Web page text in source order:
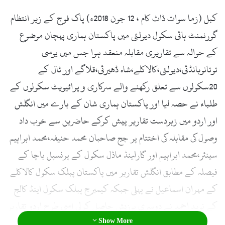
کبل (زما سوات ڈاٹ کام ، 12 جون 2018ء) پاک فوج کے زیر انتظام
گورنمنٹ ہائی سکول دیولئی میں پاکستان ہماری پہچان موضوع
کے حوالہ سے تقاریری مقابلہ منعقد ہوا جس میں یوسی
توتانوبانڈئی،دیولئی،کالاکلے،شاہ ڈھیرئی،قلاگے اور ٹال کے
20سکولوں سے تعلق رکھنے والے سرکاری و پرائیویٹ سکولوں کے
طلباء نے حصہ لیا اور پاکستان ہماری شان کے بارے میں انگلش
اور اردو میں زبردست تقاریر پیش کرکے حاضرین سے خوب داد
وصول کی مقابلہ کی اختتام پر جج صاحبان محمد حنیفہ،محمد ابراہیم
سینئر،محمد ابراہیم اور گارلینڈ ماڈل سکول کے پرنسپل باچا کے
فیصلہ کے مطابق انگلش تقاریر میں پاکستان پبلک سکول کالاکلے
کے مہران اسماعیل نے پہلی جبکہ کیمبرج پبلک سکول اینڈ کالج
Show More